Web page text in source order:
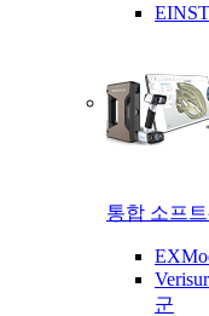
통합 소프
군